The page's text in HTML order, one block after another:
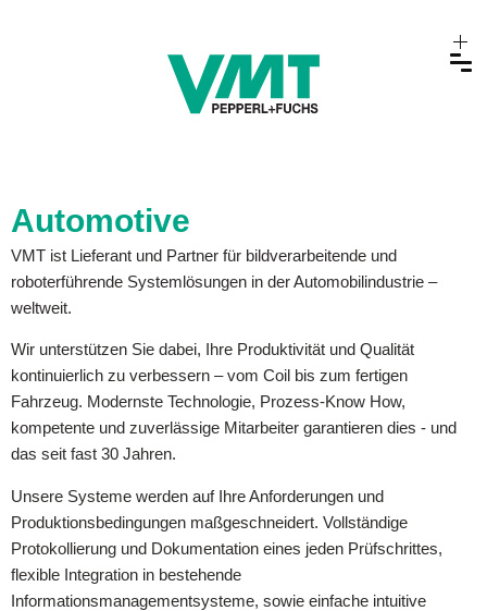
Automotive
VMT ist Lieferant und Partner für bildverarbeitende und
roboterführende Systemlösungen in der Automobilindustrie –
weltweit.
Wir unterstützen Sie dabei, Ihre Produktivität und Qualität
kontinuierlich zu verbessern – vom Coil bis zum fertigen
Fahrzeug. Modernste Technologie, Prozess-Know How,
kompetente und zuverlässige Mitarbeiter garantieren dies - und
das seit fast 30 Jahren.
Unsere Systeme werden auf Ihre Anforderungen und
Produktionsbedingungen maßgeschneidert. Vollständige
Protokollierung und Dokumentation eines jeden Prüfschrittes,
flexible Integration in bestehende
Informationsmanagementsysteme, sowie einfache intuitive